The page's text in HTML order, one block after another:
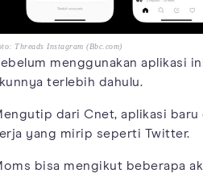
Threads Instagram (Bbc.com)
menggunakan aplikasi
terlebih dahulu.
dari Cnet, aplikasi
yang mirip seperti Twitter.
bisa mengikut beberapa